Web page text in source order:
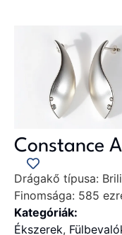
Constance
Drágakő típusa:
Finomsága: 585
Kategóriák:
Ékszerek,